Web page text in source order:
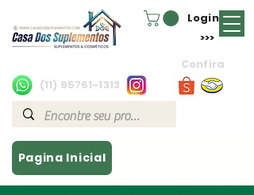
Login
(11) 95761-1313
>>>
Confira
Pagina Inicial